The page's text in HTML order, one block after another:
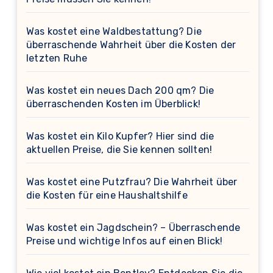
Was kostet eine Waldbestattung? Die
überraschende Wahrheit über die Kosten der
letzten Ruhe
Was kostet ein neues Dach 200 qm? Die
überraschenden Kosten im Überblick!
Was kostet ein Kilo Kupfer? Hier sind die
aktuellen Preise, die Sie kennen sollten!
Was kostet eine Putzfrau? Die Wahrheit über
die Kosten für eine Haushaltshilfe
Was kostet ein Jagdschein? – Überraschende
Preise und wichtige Infos auf einen Blick!